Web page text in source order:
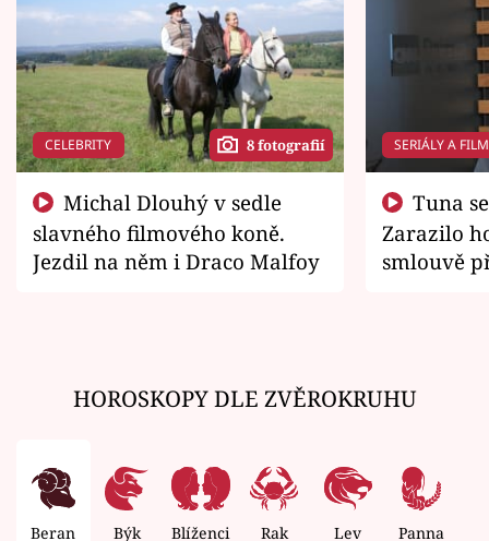
CELEBRITY 8 fotografií
slavného filmového koně.
Jezdil na něm i Draco Malfoy
SERIÁLY A
Zarazilo
smlouvě
HOROSKOPY DLE ZVĚROKRUHU
Beran Býk Blíženci Rak Lev Panna